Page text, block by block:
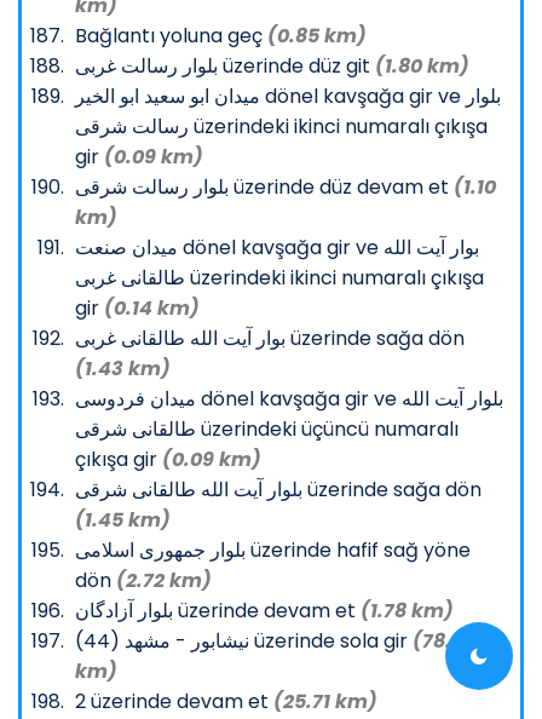
km)
Bağlantı yoluna geç (0.85 km)
بلوار رسالت غربی üzerinde düz git (1.80 km)
میدان ابو سعید ابو الخیر dönel kavşağa gir ve بلوار
رسالت شرقی üzerindeki ikinci numaralı çıkışa
gir (0.09 km)
بلوار رسالت شرقی üzerinde düz devam et (1.10
km)
میدان صنعت dönel kavşağa gir ve بوار آیت الله
طالقانی غربی üzerindeki ikinci numaralı çıkışa
gir (0.14 km)
بوار آیت الله طالقانی غربی üzerinde sağa dön
(1.43 km)
میدان فردوسی dönel kavşağa gir ve بلوار آیت الله
طالقانی شرقی üzerindeki üçüncü numaralı
çıkışa gir (0.09 km)
بلوار آیت الله طالقانی شرقی üzerinde sağa dön
(1.45 km)
بلوار جمهوری اسلامی üzerinde hafif sağ yöne
dön (2.72 km)
بلوار آزادگان üzerinde devam et (1.78 km)
نیشابور - مشهد (44) üzerinde sola gir (78.10
km)
2 üzerinde devam et (25.71 km)